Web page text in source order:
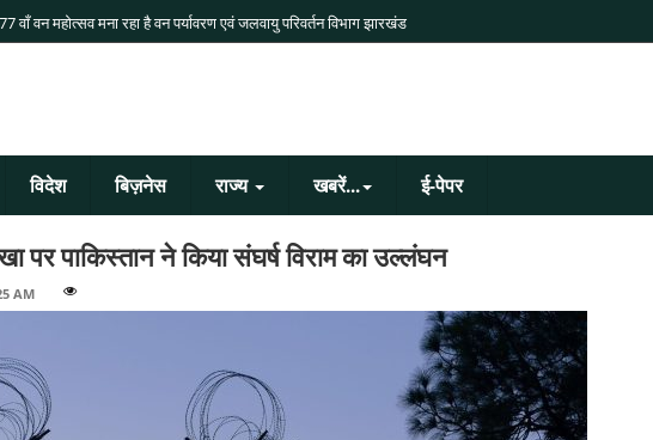
वाँ वन महोत्सव मना रहा है वन पर्यावरण एवं जलवायु परिवर्तन विभाग झारखंड
विदेश बिज़नेस राज्य खबरें... ई-पेपर
पर पाकिस्तान ने किया संघर्ष विराम का उल्लंघन
AM